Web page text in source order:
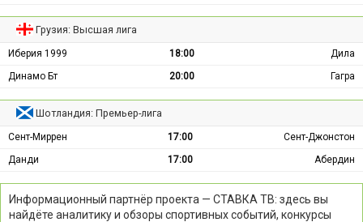
Грузия: Высшая лига
Иберия 1999 18:00
Дила
Динамо Бт
20:00 Гагра
Шотландия: Премьер-лига
Сент-Миррен 17:00
Сент-Джонстон
Данди
17:00 Абердин
Информационный партнёр проекта — СТАВКА ТВ: здесь вы
найдёте аналитику и обзоры спортивных событий, конкурсы